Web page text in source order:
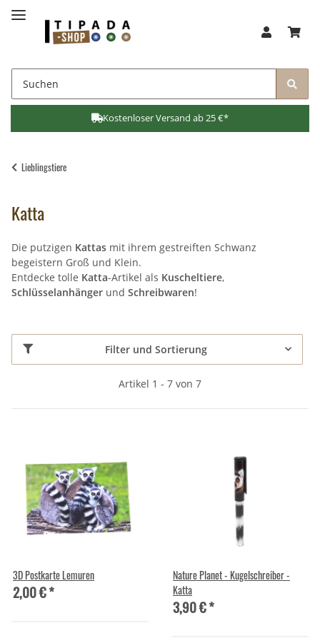
Kostenloser Versand ab 25 €*
Lieblingstiere
Katta
Die putzigen Kattas mit ihrem gestreiften Schwanz
begeistern Groß und Klein.
Entdecke tolle Katta-Artikel als Kuscheltiere,
Schlüsselanhänger und Schreibwaren!
Filter und Sortierung
Artikel 1 - 7 von 7
3D Postkarte Lemuren
2,00 €*
Nature Planet - Kugelschreiber -
Katta
3,90 €*